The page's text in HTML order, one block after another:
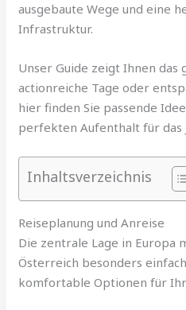
ausgebaute Wege und eine
Infrastruktur.
Unser Guide zeigt Ihnen das
actionreiche Tage oder
hier finden Sie passende
perfekten Aufenthalt für das
Inhaltsverzeichnis
Reiseplanung und Anreise
Die zentrale Lage in Europa
Österreich besonders
komfortable Optionen für